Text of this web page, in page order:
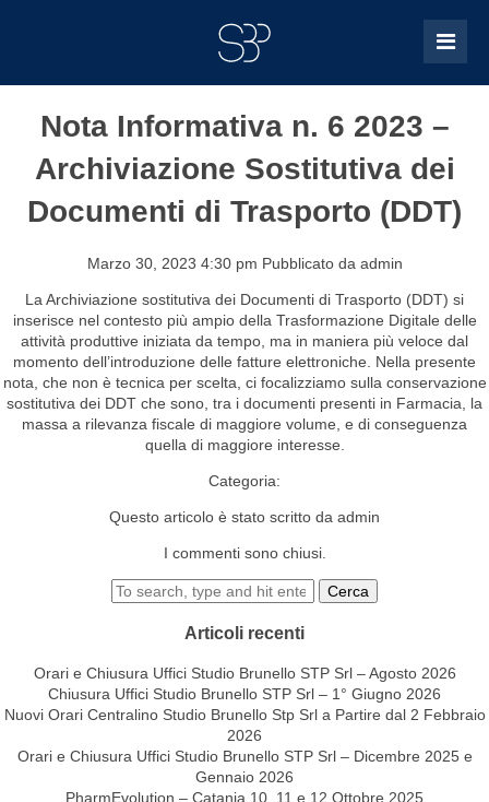
Nota Informativa n. 6 2023 –
Archiviazione Sostitutiva dei
Documenti di Trasporto (DDT)
Marzo 30, 2023 4:30 pm Pubblicato da admin
La Archiviazione sostitutiva dei Documenti di Trasporto (DDT) si
inserisce nel contesto più ampio della Trasformazione Digitale delle
attività produttive iniziata da tempo, ma in maniera più veloce dal
momento dell’introduzione delle fatture elettroniche. Nella presente
nota, che non è tecnica per scelta, ci focalizziamo sulla conservazione
sostitutiva dei DDT che sono, tra i documenti presenti in Farmacia, la
massa a rilevanza fiscale di maggiore volume, e di conseguenza
quella di maggiore interesse.
Categoria:
Questo articolo è stato scritto da admin
I commenti sono chiusi.
Cerca
Articoli recenti
Orari e Chiusura Uffici Studio Brunello STP Srl – Agosto 2026
Chiusura Uffici Studio Brunello STP Srl – 1° Giugno 2026
Nuovi Orari Centralino Studio Brunello Stp Srl a Partire dal 2 Febbraio
2026
Orari e Chiusura Uffici Studio Brunello STP Srl – Dicembre 2025 e
Gennaio 2026
PharmEvolution – Catania 10, 11 e 12 Ottobre 2025